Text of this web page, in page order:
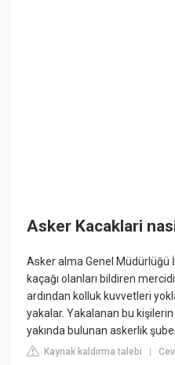
Asker Kacaklari
Asker alma Genel Müdürlüğü
kaçağı olanları bildiren
ardından kolluk kuvvetleri
yakalar. Yakalanan bu
yakında bulunan askerlik
Kaynak kaldırma talebi |